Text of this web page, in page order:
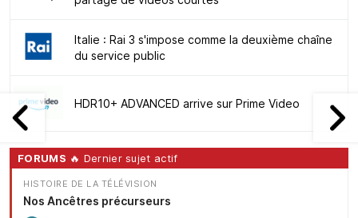
Italie : Rai 3 s'impose comme la deuxième chaîne
du service public
HDR10+ ADVANCED arrive sur Prime Video
FORUMS 🔥 Dernier sujet actif
HISTOIRE DE LA TÉLÉVISION
Nos Ancêtres précurseurs